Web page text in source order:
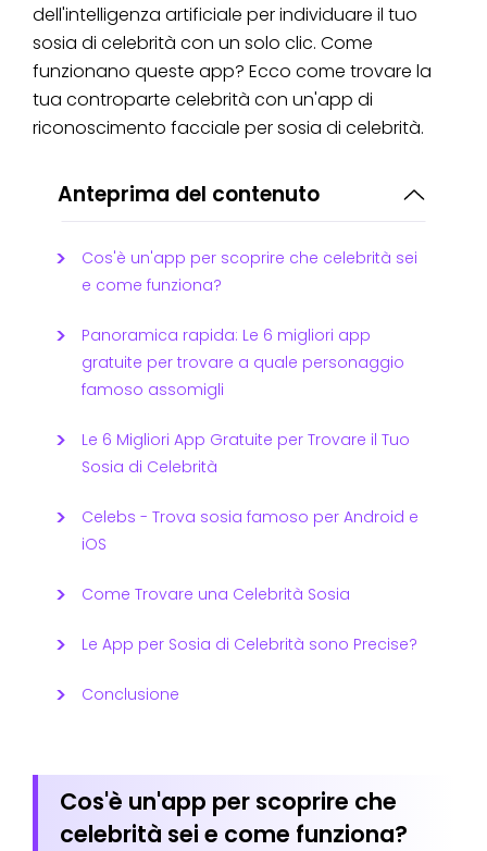
dell'intelligenza artificiale per individuare il tuo
sosia di celebrità con un solo clic. Come
funzionano queste app? Ecco come trovare la
tua controparte celebrità con un'app di
riconoscimento facciale per sosia di celebrità.
Anteprima del contenuto
Cos'è un'app per scoprire che celebrità sei
e come funziona?
Panoramica rapida: Le 6 migliori app
gratuite per trovare a quale personaggio
famoso assomigli
Le 6 Migliori App Gratuite per Trovare il Tuo
Sosia di Celebrità
Celebs - Trova sosia famoso per Android e
iOS
Come Trovare una Celebrità Sosia
Le App per Sosia di Celebrità sono Precise?
Conclusione
Cos'è un'app per scoprire che
celebrità sei e come funziona?